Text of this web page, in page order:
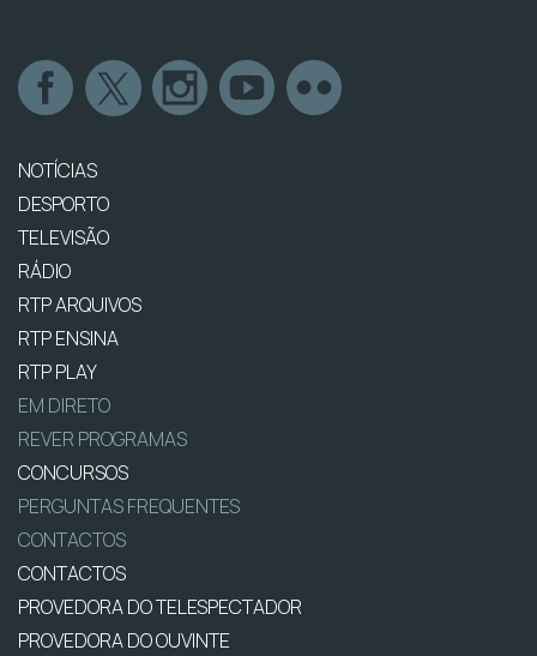
NOTÍCIAS
DESPORTO
TELEVISÃO
RÁDIO
RTP ARQUIVOS
RTP ENSINA
RTP PLAY
EM DIRETO
REVER PROGRAMAS
CONCURSOS
PERGUNTAS FREQUENTES
CONTACTOS
CONTACTOS
PROVEDORA DO TELESPECTADOR
PROVEDORA DO OUVINTE